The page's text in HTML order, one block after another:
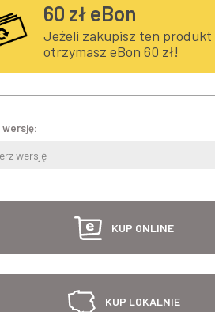
60 zł eBon
Jeżeli zakupisz ten produkt
otrzymasz eBon 60 zł!
wersję:
wersję
KUP ONLINE
KUP LOKALNIE